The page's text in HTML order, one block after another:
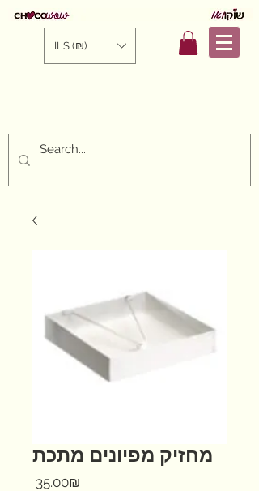
ILS (₪)
מחזיק מפיונים מתכת
‏35.00 ‏₪